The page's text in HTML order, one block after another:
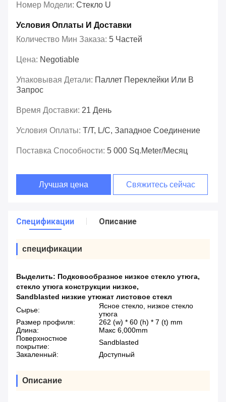
Номер Модели: Стекло U
Условия Оплаты И Доставки
Количество Мин Заказа: 5 Частей
Цена: Negotiable
Упаковывая Детали: Паллет Переклейки Или В
Запрос
Время Доставки: 21 День
Условия Оплаты: T/T, L/C, Западное Соединение
Поставка Способности: 5 000 Sq.meter/месяц
Лучшая цена Свяжитесь сейчас
Спецификации Описание
спецификации
Выделить: Подковообразное низкое стекло утюга,
стекло утюга конструкции низкое,
Sandblasted низкие утюжат листовое стекл
Сырье:
Ясное стекло, низкое стекло
утюга
Размер профиля:
262 (w) * 60 (h) * 7 (t) mm
Длина:
Макс 6,000mm
Поверхностное
покрытие:
Sandblasted
Закаленный:
Доступный
Описание